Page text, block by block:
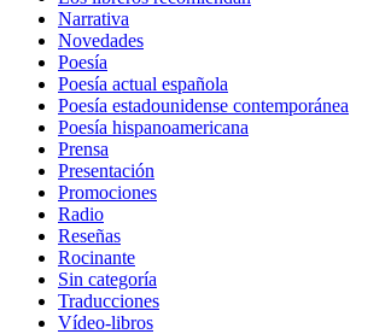
Narrativa
Novedades
Poesía
Poesía actual española
Poesía estadounidense contemporánea
Poesía hispanoamericana
Prensa
Presentación
Promociones
Radio
Reseñas
Rocinante
Sin categoría
Traducciones
Vídeo-libros